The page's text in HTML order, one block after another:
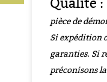
Qualité :
pièce de
Si expédition
garanties. Si
préconisons